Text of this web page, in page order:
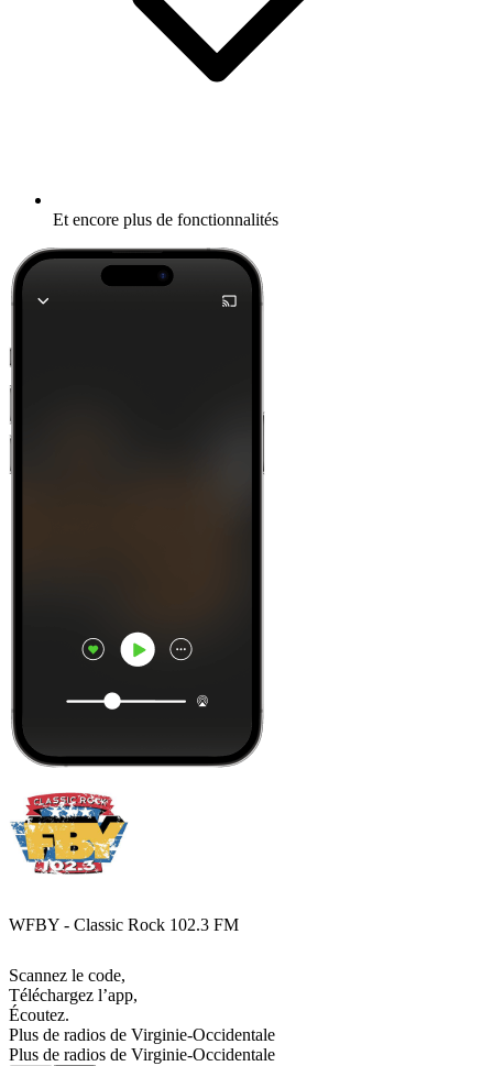
Et encore plus de fonctionnalités
WFBY - Classic Rock 102.3 FM
Scannez le code,
Téléchargez l’app,
Écoutez.
Plus de radios de Virginie-Occidentale
Plus de radios de Virginie-Occidentale